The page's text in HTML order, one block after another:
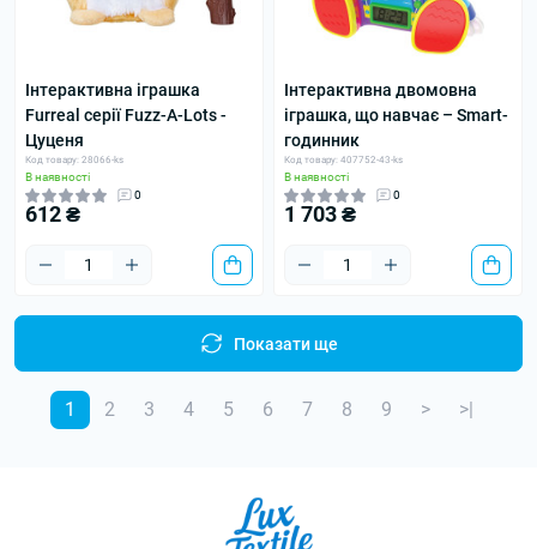
Інтерактивна іграшка
Furreal серії Fuzz-A-Lots -
Цуценя
Код товару: 28066-ks
В наявності
0
612 ₴
Інтерактивна двомовна
іграшка, що навчає – Smart-
годинник
Код товару: 407752-43-ks
В наявності
0
1 703 ₴
Показати ще
1 2 3 4 5 6 7 8 9 > >|